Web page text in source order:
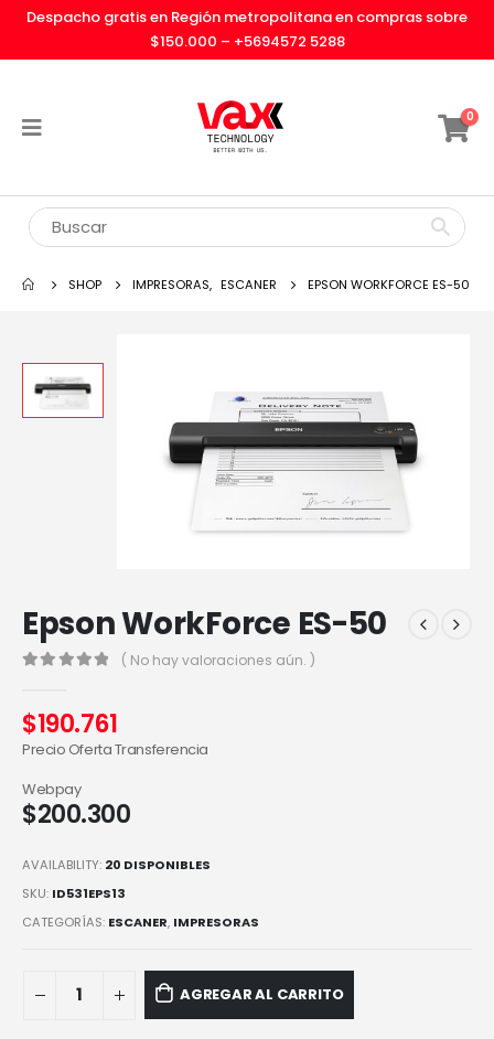
Despacho gratis en Región metropolitana en compras sobre
$150.000 – +5694572 5288
0
SHOP IMPRESORAS, ESCANER EPSON WORKFORCE ES-50
Epson WorkForce ES-50
( No hay valoraciones aún. )
$190.761
Precio Oferta Transferencia
$200.300
Webpay
AVAILABILITY: 20 DISPONIBLES
SKU: ID531EPS13
CATEGORÍAS: ESCANER, IMPRESORAS
AGREGAR AL CARRITO